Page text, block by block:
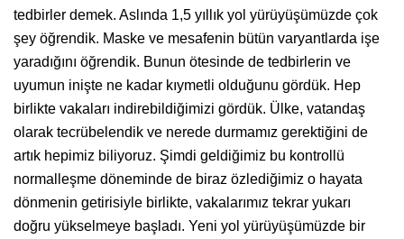
tedbirler demek. Aslında 1,5 yıllık yol yürüyüşümüzde çok
şey öğrendik. Maske ve mesafenin bütün varyantlarda işe
yaradığını öğrendik. Bunun ötesinde de tedbirlerin ve
uyumun inişte ne kadar kıymetli olduğunu gördük. Hep
birlikte vakaları indirebildiğimizi gördük. Ülke, vatandaş
olarak tecrübelendik ve nerede durmamız gerektiğini de
artık hepimiz biliyoruz. Şimdi geldiğimiz bu kontrollü
normalleşme döneminde de biraz özlediğimiz o hayata
dönmenin getirisiyle birlikte, vakalarımız tekrar yukarı
doğru yükselmeye başladı. Yeni yol yürüyüşümüzde bir